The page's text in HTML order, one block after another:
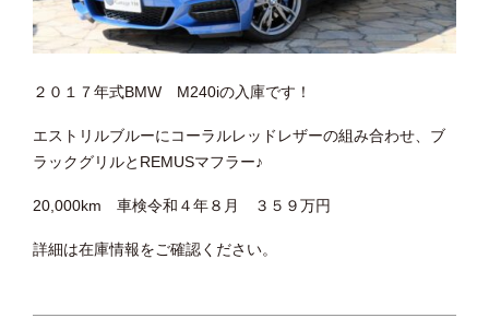
２０１７年式BMW M240iの入庫です！
エストリルブルーにコーラルレッドレザーの組み合わせ、ブ
ラックグリルとREMUSマフラー♪
20,000km 車検令和４年８月 ３５９万円
詳細は在庫情報をご確認ください。